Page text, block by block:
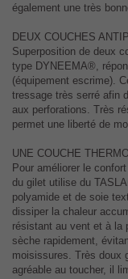
également une très
DEUX COUCHES
Superposition de deux
type DYNEEMA®,
(équipement escrime).
tressage très serré afin
aux perforations. Très
permet une liberté de
UNE COUCHE
Pour améliorer le
du gilet utilise du
polyamide et de soie
dissiper la chaleur
résistant au vent et à la
sèche rapidement,
moisissures. Très doux
agréable au toucher, il